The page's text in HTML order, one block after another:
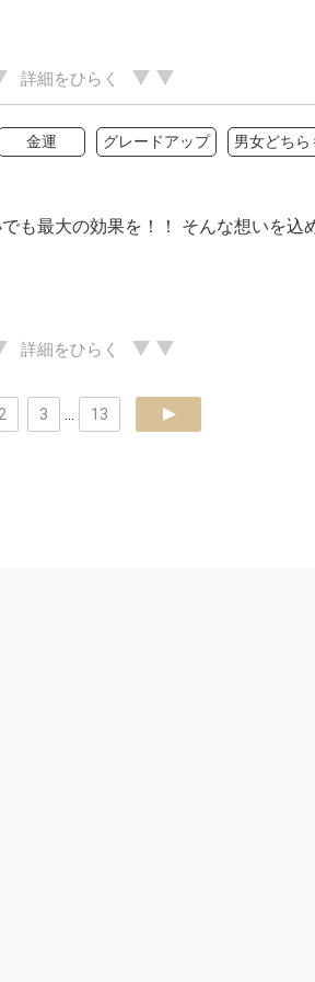
詳細をひらく
金運 グレードアップ 男女どちら
も最大の効果を！！ そんな想いを込
詳細をひらく
2 3 13 next